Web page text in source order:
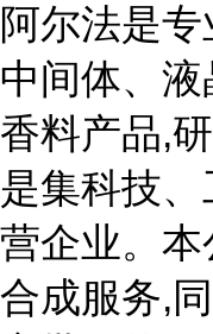
阿尔法是
中间体、液
香料产品,
是集科技
营企业。
合成服务,